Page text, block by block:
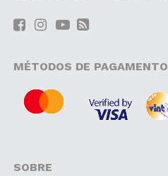
MÉTODOS DE PAGAMENTO
SOBRE